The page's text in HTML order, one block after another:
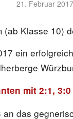
21. Februar 2017
(ab Klasse 10)
ein
mit 2:1,
das